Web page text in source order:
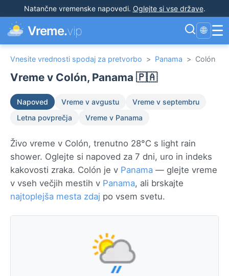
Natančne vremenske napovedi. Oglejte si vse države.
Vreme.vip 🌐 ☰
Vnesite vrednosti spodaj za pretvorbo > Panama > Colón
Vreme v Colón, Panama 🇵🇦
Napoved Vreme v avgustu
Vreme v septembru
Letna povprečja
Vreme v Panama
Živo vreme v Colón, trenutno 28°C s light rain
shower. Oglejte si napoved za 7 dni, uro in indeks
kakovosti zraka. Colón je v Panama — glejte vreme
v vseh večjih mestih v Panama, ali brskajte
najtoplejša mesta zdaj po vsem svetu.